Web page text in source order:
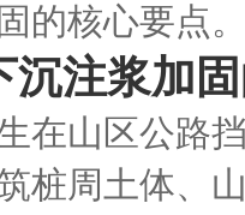
的核心要点
沉注浆加
在山区公路
桩周土体、